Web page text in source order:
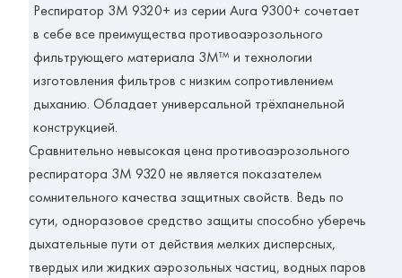
Респиратор 3М 9320+ из серии Aura 9300+ сочетает
в себе все преимущества противоаэрозольного
фильтрующего материала 3М™ и технологии
изготовления фильтров с низким сопротивлением
дыханию. Обладает универсальной трёхпанельной
конструкцией.
Сравнительно невысокая цена противоаэрозольного
респиратора 3М 9320 не является показателем
сомнительного качества защитных свойств. Ведь по
сути, одноразовое средство защиты способно уберечь
дыхательные пути от действия мелких дисперсных,
твердых или жидких аэрозольных частиц, водных паров